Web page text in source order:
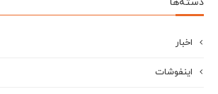
اخبار
اینفوشات